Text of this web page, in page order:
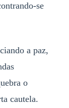
se
a paz,
o
cautela.